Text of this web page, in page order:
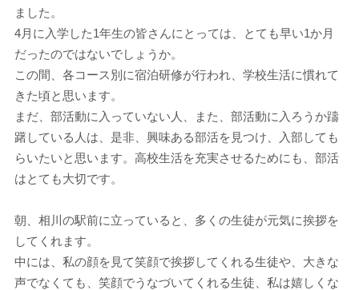
ました。
4月に入学した1年生の皆さんにとっては、とても早い1か月
だったのではないでしょうか。
この間、各コース別に宿泊研修が行われ、学校生活に慣れて
きた頃と思います。
まだ、部活動に入っていない人、また、部活動に入ろうか躊
躇している人は、是非、興味ある部活を見つけ、入部しても
らいたいと思います。高校生活を充実させるためにも、部活
はとても大切です。
朝、相川の駅前に立っていると、多くの生徒が元気に挨拶を
してくれます。
中には、私の顔を見て笑顔で挨拶してくれる生徒や、大きな
声でなくても、笑顔でうなづいてくれる生徒、私は嬉しくな